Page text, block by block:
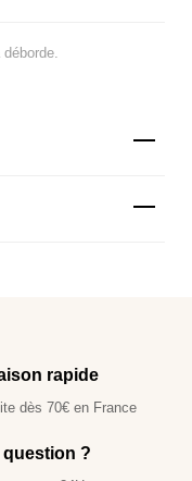
rapide
dès 70€ en France
question ?